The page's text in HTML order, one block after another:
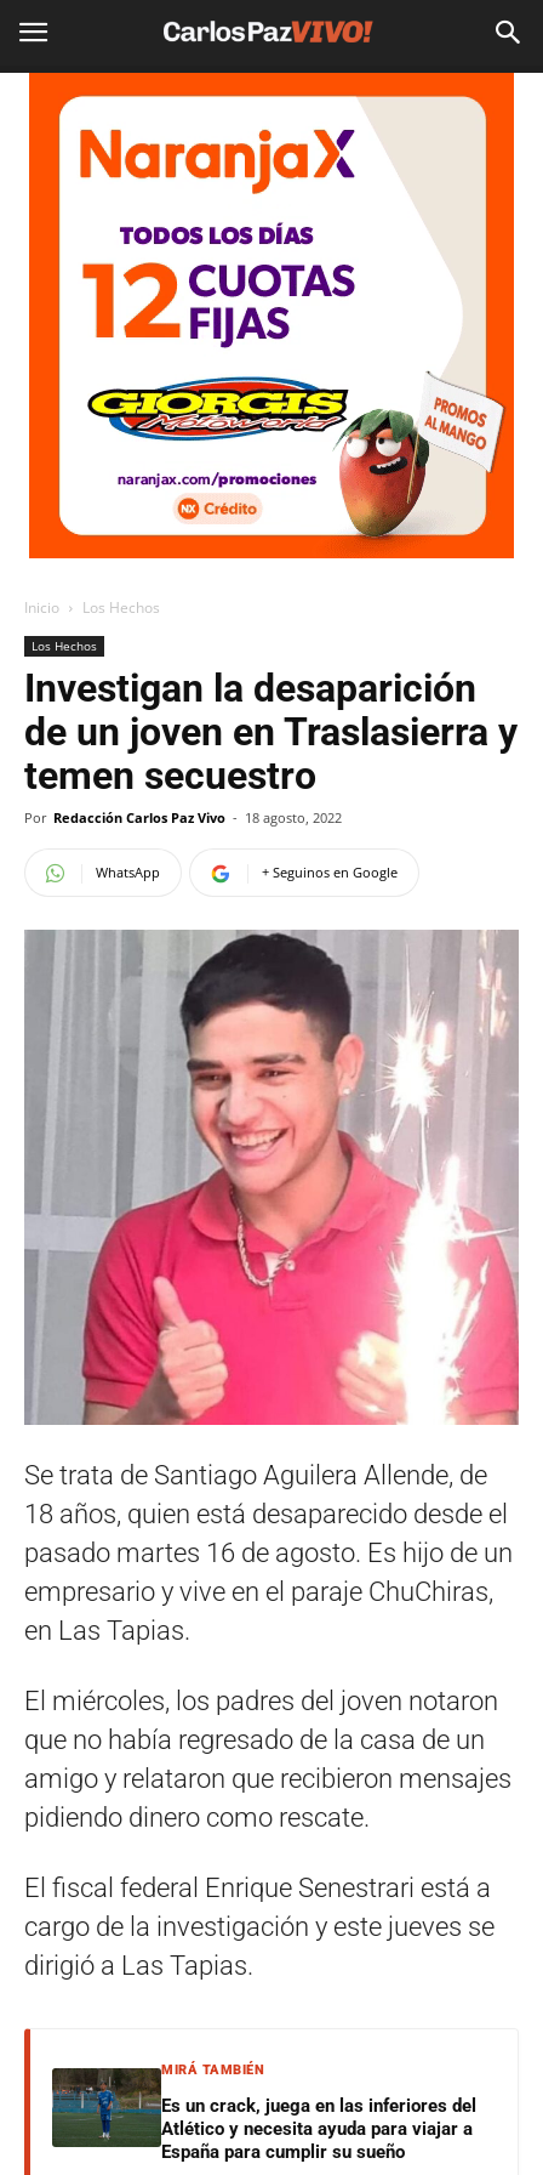
Inicio Los Hechos
Los Hechos
Investigan la desaparición
de un joven en Traslasierra y
temen secuestro
Por Redacción Carlos Paz Vivo - 18 agosto, 2022
WhatsApp + Seguinos en Google
Se trata de Santiago Aguilera Allende, de
18 años, quien está desaparecido desde el
pasado martes 16 de agosto. Es hijo de un
empresario y vive en el paraje ChuChiras,
en Las Tapias.
El miércoles, los padres del joven notaron
que no había regresado de la casa de un
amigo y relataron que recibieron mensajes
pidiendo dinero como rescate.
El fiscal federal Enrique Senestrari está a
cargo de la investigación y este jueves se
dirigió a Las Tapias.
MIRÁ TAMBIÉN
Es un crack, juega en las inferiores del
Atlético y necesita ayuda para viajar a
España para cumplir su sueño